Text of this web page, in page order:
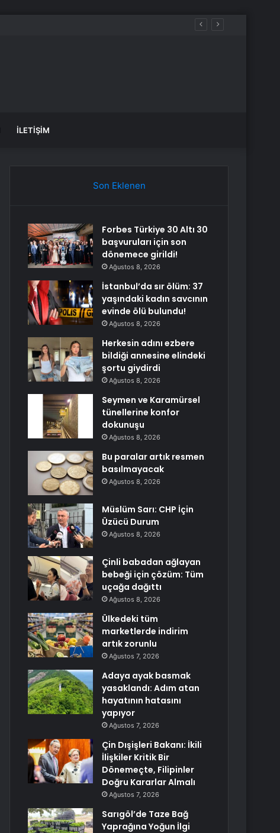
İLETIŞIM
Son Eklenen
Forbes Türkiye 30 Altı 30
başvuruları için son
dönemece girildi!
Ağustos 8, 2026
İstanbul’da sır ölüm: 37
yaşındaki kadın savcının
evinde ölü bulundu!
Ağustos 8, 2026
Herkesin adını ezbere
bildiği annesine elindeki
şortu giydirdi
Ağustos 8, 2026
Seymen ve Karamürsel
tünellerine konfor
dokunuşu
Ağustos 8, 2026
Bu paralar artık resmen
basılmayacak
Ağustos 8, 2026
Müslüm Sarı: CHP İçin
Üzücü Durum
Ağustos 8, 2026
Çinli babadan ağlayan
bebeği için çözüm: Tüm
uçağa dağıttı
Ağustos 8, 2026
Ülkedeki tüm
marketlerde indirim
artık zorunlu
Ağustos 7, 2026
Adaya ayak basmak
yasaklandı: Adım atan
hayatının hatasını
yapıyor
Ağustos 7, 2026
Çin Dışişleri Bakanı: İkili
İlişkiler Kritik Bir
Dönemeçte, Filipinler
Doğru Kararlar Almalı
Ağustos 7, 2026
Sarıgöl’de Taze Bağ
Yaprağına Yoğun İlgi